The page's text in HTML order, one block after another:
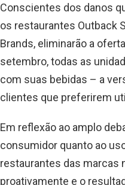
Conscientes dos danos
os restaurantes Outback
Brands, eliminarão a
setembro, todas as
com suas bebidas – a
clientes que preferirem
Em reflexão ao amplo
consumidor quanto ao
restaurantes das marcas
proativamente e o